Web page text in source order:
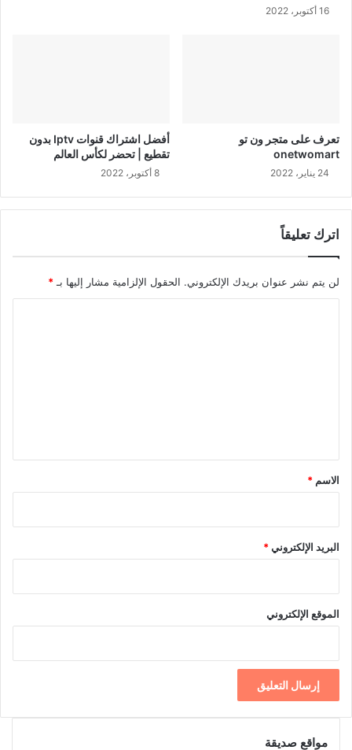
16 أكتوبر، 2022
تعرف على متجر ون تو
onetwomart
24 يناير، 2022
أفضل اشتراك قنوات Iptv بدون
تقطيع | تحضر لكأس العالم
8 أكتوبر، 2022
اترك تعليقاً
لن يتم نشر عنوان بريدك الإلكتروني. الحقول الإلزامية مشار إليها بـ *
*
الاسم *
البريد الإلكتروني*
الموقع الإلكتروني
مواقع صديقة